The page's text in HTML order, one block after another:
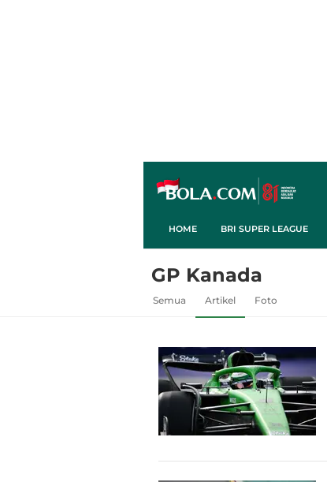
HOME BRI SUPER LEAGUE
GP Kanada
Semua Artikel Foto